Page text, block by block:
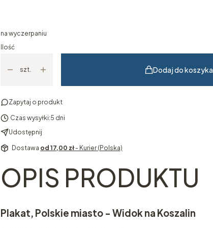
na wyczerpaniu
Ilość
szt. Dodaj do koszyka
Zapytaj o produkt
Czas wysyłki:5 dni
Udostępnij
Dostawa od 17,00 zł - Kurier (Polska)
OPIS PRODUKTU
Plakat, Polskie miasto - Widok na Koszalin